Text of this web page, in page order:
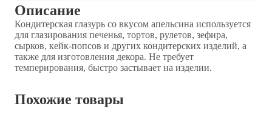
Описание
Кондитерская глазурь со вкусом апельсина используется
для глазирования печенья, тортов, рулетов, зефира,
сырков, кейк-попсов и других кондитерских изделий, а
также для изготовления декора. Не требует
темперирования, быстро застывает на изделии.
Похожие товары